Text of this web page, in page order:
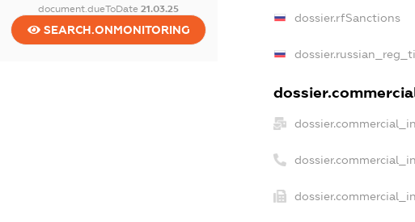
document.dueToDate21.03.25
SEARCH.ONMONITORING
dossier.rfSanctions